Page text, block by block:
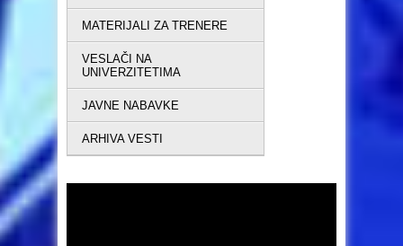
MATERIJALI ZA TRENERE
VESLAČI NA
UNIVERZITETIMA
JAVNE NABAVKE
ARHIVA VESTI